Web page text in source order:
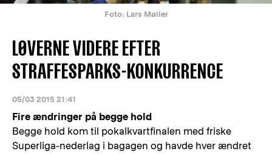
Foto: Lars Møller
LØVERNE VIDERE EFTER
STRAFFESPARKS-KONKURRENCE
05/03 2015 21:41
Fire ændringer på begge hold
Begge hold kom til pokalkvartfinalen med friske
Superliga-nederlag i bagagen og havde hver ændret